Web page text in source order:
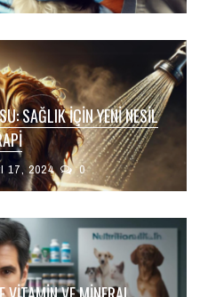
SAĞLIK İÇIN YENI NESIL
17, 2024 0